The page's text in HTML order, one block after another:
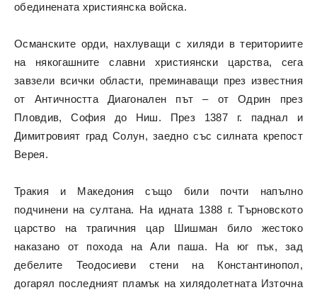
обединената християнска войска.
Османските орди, нахлуващи с хиляди в териториите
на някогашните славни християнски царства, сега
завзели всички области, преминаващи през известния
от Античността Диагонален път – от Одрин през
Пловдив, София до Ниш. През 1387 г. паднал и
Димитровият град Солун, заедно със силната крепост
Верея.
Тракия и Македония също били почти напълно
подчинени на султана. На идната 1388 г. Търновското
царство на трагичния цар Шишман било жестоко
наказано от похода на Али паша. На юг пък, зад
дебелите Теодосиеви стени на Константинопол,
догарял последният пламък на хилядолетната Източна